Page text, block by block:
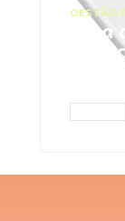
GESTÃO